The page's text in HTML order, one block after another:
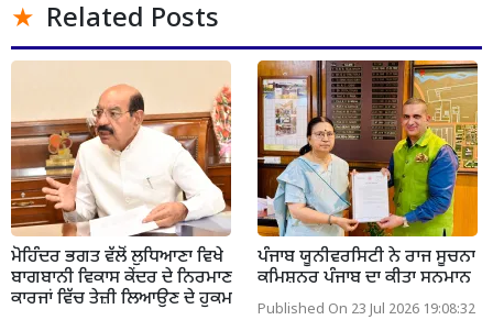
Related Posts
ਮੋਹਿੰਦਰ ਭਗਤ ਵੱਲੋਂ ਲੁਧਿਆਣਾ ਵਿਖੇ
ਬਾਗਬਾਨੀ ਵਿਕਾਸ ਕੇਂਦਰ ਦੇ ਨਿਰਮਾਣ
ਕਾਰਜਾਂ ਵਿੱਚ ਤੇਜ਼ੀ ਲਿਆਉਣ ਦੇ ਹੁਕਮ
ਪੰਜਾਬ ਯੂਨੀਵਰਸਿਟੀ ਨੇ ਰਾਜ ਸੂਚਨਾ
ਕਮਿਸ਼ਨਰ ਪੰਜਾਬ ਦਾ ਕੀਤਾ ਸਨਮਾਨ
Published On 23 Jul 2026 19:08:32